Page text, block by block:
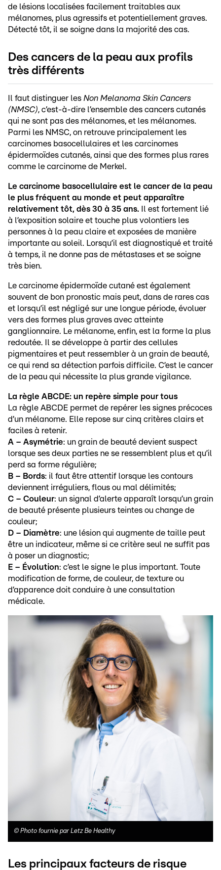
de lésions localisées facilement traitables aux
mélanomes, plus agressifs et potentiellement graves.
Détecté tôt, il se soigne dans la majorité des cas.
Des cancers de la peau aux profils
très différents
Il faut distinguer les Non Melanoma Skin Cancers
(NMSC), c’est-à-dire l’ensemble des cancers cutanés
qui ne sont pas des mélanomes, et les mélanomes.
Parmi les NMSC, on retrouve principalement les
carcinomes basocellulaires et les carcinomes
épidermoïdes cutanés, ainsi que des formes plus rares
comme le carcinome de Merkel.
Le carcinome basocellulaire est le cancer de la peau
le plus fréquent au monde et peut apparaître
relativement tôt, dès 30 à 35 ans. Il est fortement lié
à l’exposition solaire et touche plus volontiers les
personnes à la peau claire et exposées de manière
importante au soleil. Lorsqu’il est diagnostiqué et traité
à temps, il ne donne pas de métastases et se soigne
très bien.
Le carcinome épidermoïde cutané est également
souvent de bon pronostic mais peut, dans de rares cas
et lorsqu’il est négligé sur une longue période, évoluer
vers des formes plus graves avec atteinte
ganglionnaire. Le mélanome, enfin, est la forme la plus
redoutée. Il se développe à partir des cellules
pigmentaires et peut ressembler à un grain de beauté,
ce qui rend sa détection parfois difficile. C’est le cancer
de la peau qui nécessite la plus grande vigilance.
La règle ABCDE: un repère simple pour tous
La règle ABCDE permet de repérer les signes précoces
d’un mélanome. Elle repose sur cinq critères clairs et
faciles à retenir.
A – Asymétrie: un grain de beauté devient suspect
lorsque ses deux parties ne se ressemblent plus et qu’il
perd sa forme régulière;
B – Bords: il faut être attentif lorsque les contours
deviennent irréguliers, flous ou mal délimités;
C – Couleur: un signal d’alerte apparaît lorsqu’un grain
de beauté présente plusieurs teintes ou change de
couleur;
D – Diamètre: une lésion qui augmente de taille peut
être un indicateur, même si ce critère seul ne suffit pas
à poser un diagnostic;
E – Évolution: c’est le signe le plus important. Toute
modification de forme, de couleur, de texture ou
d’apparence doit conduire à une consultation
médicale.
© Photo fournie par Letz Be Healthy
Les principaux facteurs de risque